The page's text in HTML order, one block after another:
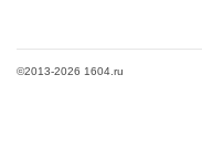
©2013-2026 1604.ru